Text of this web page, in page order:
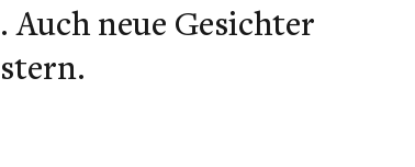
Auch neue Gesichter